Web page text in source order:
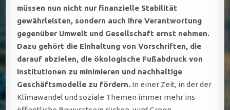
müssen nun nicht nur finanzielle Stabilität
gewährleisten, sondern auch ihre Verantwortung
gegenüber Umwelt und Gesellschaft ernst nehmen.
Dazu gehört die Einhaltung von Vorschriften, die
darauf abzielen, die ökologische Fußabdruck von
Institutionen zu minimieren und nachhaltige
Geschäftsmodelle zu fördern. In einer Zeit, in der der
Klimawandel und soziale Themen immer mehr ins